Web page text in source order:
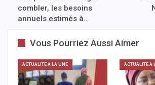
combler, les besoins
annuels estimés à…
Vous Pourriez Aussi Aimer
ACTUALITÉ À LA UNE ACTUALITÉ À